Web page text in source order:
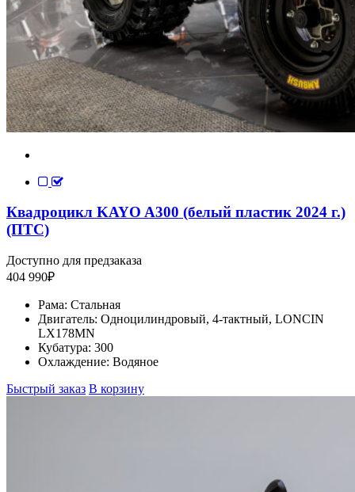
Квадроцикл KAYO A300 (белый пластик 2024 г.)
(ПТС)
Доступно для предзаказа
404 990₽
Рама: Стальная
Двигатель: Одноцилиндровый, 4-тактный, LONCIN
LX178MN
Кубатура: 300
Охлаждение: Водяное
Быстрый заказ В корзину